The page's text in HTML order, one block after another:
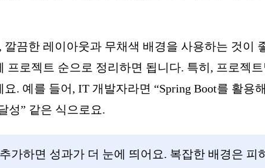
끔한 레이아웃과 무채색 배경을 사용하는 것이
로젝트 순으로 정리하면 됩니다. 특히, 프로젝트
. 예를 들어, IT 개발자라면 “Spring Boot를 활용
성” 같은 식으로요.
가하면 성과가 더 눈에 띄어요. 복잡한 배경은 피